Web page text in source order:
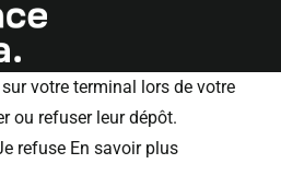
votre terminal lors de votre
ou refuser leur dépôt.
refuse En savoir plus